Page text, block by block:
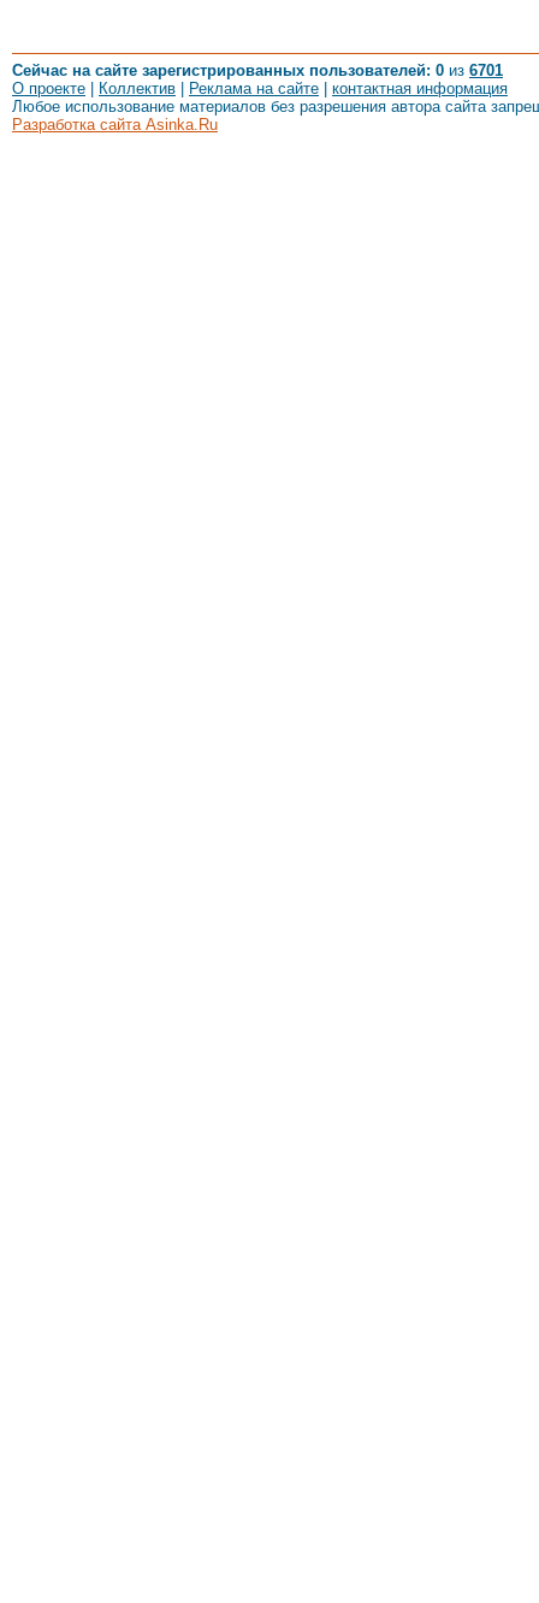
Сейчас на сайте зарегистрированных пользователей: 0 из 6701
О проекте
Коллектив Реклама на сайте
контактная информация
Любое использование материалов без разрешения автора сайта
Разработка сайта Asinka.Ru